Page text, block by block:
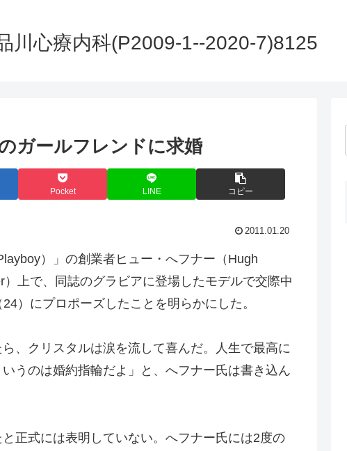
川心療内科(P2009-1--2020-7)8125
ガールフレンドに求婚
Pocket LINE コピー
2011.01.20
）」の創業者ヒュー・へフナー（Hugh
上で、同誌のグラビアに登場したモデルで交際中
）にプロポーズしたことを明らかにした。
、クリスタルは涙を流して喜んだ。人生で最高に
うのは婚約指輪だよ」と、へフナー氏は書き込ん
正式には表明していない。へフナー氏には2度の